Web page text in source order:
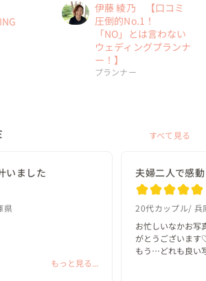
伊藤 綾乃 【口コミ
圧倒的No.1！
「NO」とは言わない
ウェディングプランナ
ー！】
プランナー
すべて見る
いました
県
とうございました。 もっと見る...
夫婦二人で感
20代カップル 兵
お忙しいなかお写
がとうございま
もう…どれも良い